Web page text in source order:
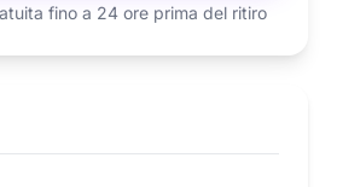
fino a 24 ore prima del ritiro